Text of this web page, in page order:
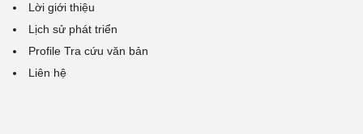
Lời giới thiệu
Lịch sử phát triển
Profile Tra cứu văn bản
Liên hệ